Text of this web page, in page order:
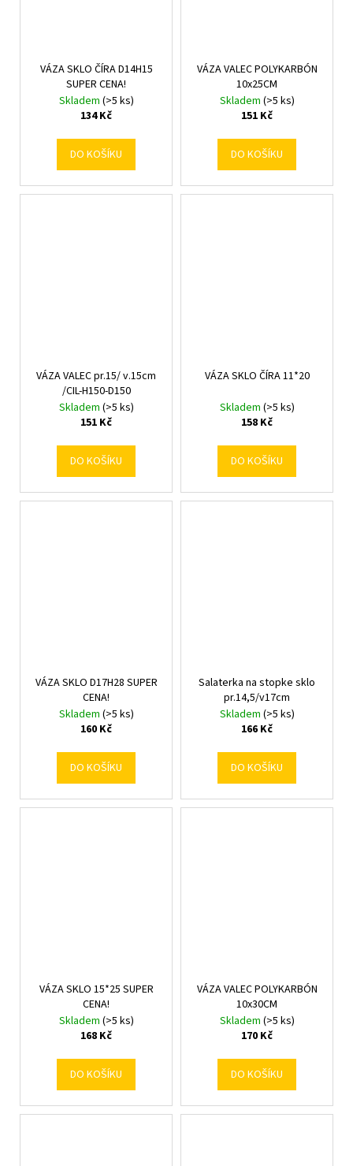
VÁZA SKLO ČÍRA D14H15
SUPER CENA!
Skladem (>5 ks)
134 Kč
DO KOŠÍKU
VÁZA VALEC POLYKARBÓN
10x25CM
Skladem (>5 ks)
151 Kč
DO KOŠÍKU
VÁZA VALEC pr.15/ v.15cm
/CIL-H150-D150
Skladem (>5 ks)
151 Kč
DO KOŠÍKU
VÁZA SKLO ČÍRA 11*20
Skladem (>5 ks)
158 Kč
DO KOŠÍKU
VÁZA SKLO D17H28 SUPER
CENA!
Skladem (>5 ks)
160 Kč
DO KOŠÍKU
Salaterka na stopke sklo
pr.14,5/v17cm
Skladem (>5 ks)
166 Kč
DO KOŠÍKU
VÁZA SKLO 15*25 SUPER
CENA!
Skladem (>5 ks)
168 Kč
DO KOŠÍKU
VÁZA VALEC POLYKARBÓN
10x30CM
Skladem (>5 ks)
170 Kč
DO KOŠÍKU